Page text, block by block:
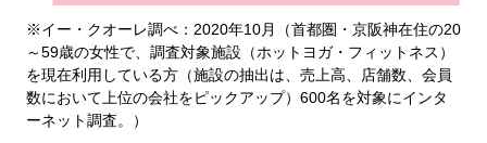
※イー・クオーレ調べ：2020年10月（首都圏・京阪神在住の20
～59歳の女性で、調査対象施設（ホットヨガ・フィットネス）
を現在利用している方（施設の抽出は、売上高、店舗数、会員
数において上位の会社をピックアップ）600名を対象にインタ
ーネット調査。）